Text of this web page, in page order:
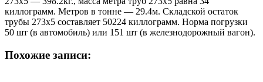
киллограмм. Метров в тонне — 29.4м. Складской остаток
трубы 273х5 составляет 50224 киллограмм. Норма погрузки
50 шт (в автомобиль) или 151 шт (в железнодорожный вагон).
Похожие записи: